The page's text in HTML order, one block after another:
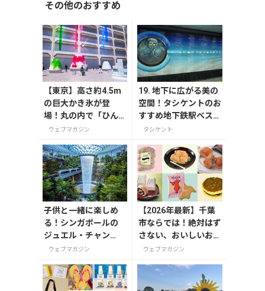
その他のおすすめ
【東京】高さ約4.5m
の巨大かき氷が登
場！丸の内で「ひん
やりＫＩＴＴＥ」が8
ウェブマガジン
19. 地下に広がる美の
空間！タシケントのお
すすめ地下鉄駅ベスト
タシケント
子供と一緒に楽しめ
る！シンガポールの
ジュエル・チャン
ギ・エアポート
ウェブマガジン
【2026年最新】千葉
市ならでは！絶対はず
さない、おいしいお土
産10選
ウェブマガジン